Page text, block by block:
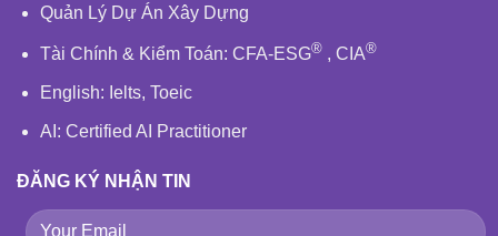
Quản Lý Dự Án Xây Dựng
Tài Chính & Kiểm Toán: CFA-ESG®, CIA®
English: Ielts, Toeic
AI: Certified AI Practitioner
ĐĂNG KÝ NHẬN TIN